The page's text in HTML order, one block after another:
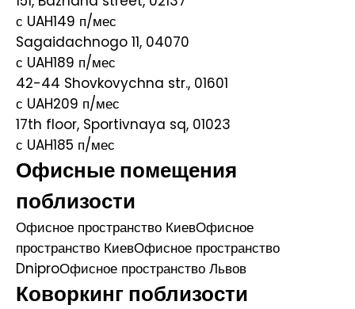
с UAH149 п/мес
Sagaidachnogo 11, 04070
с UAH189 п/мес
42-44 Shovkovychna str., 01601
с UAH209 п/мес
17th floor, Sportivnaya sq, 01023
с UAH185 п/мес
Офисные помещения
поблизости
Офисное пространство КиевОфисное
пространство КиевОфисное пространство
DniproОфисное пространство Львов
Коворкинг поблизости